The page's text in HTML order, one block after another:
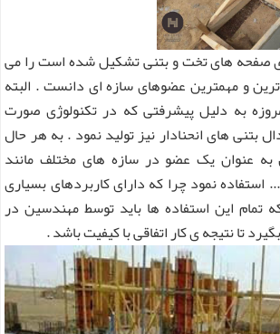
صفحه های تخت و بتنی تشکیل شده است را می
و مهمترین عضوهای سازه ای دانست . البته
به دلیل پیشرفتی که در تکنولوژی صورت
بتنی های انحنادار نیز تولید نمود . به هر حال
به عنوان یک عضو در سازه های مختلف مانند
استفاده نمود چرا که دارای کاربردهای بسیاری
تمام این استفاده ها باید توسط مهندسین در
تا نتیجه ی کار اتفاقی با کیفیت باشد .